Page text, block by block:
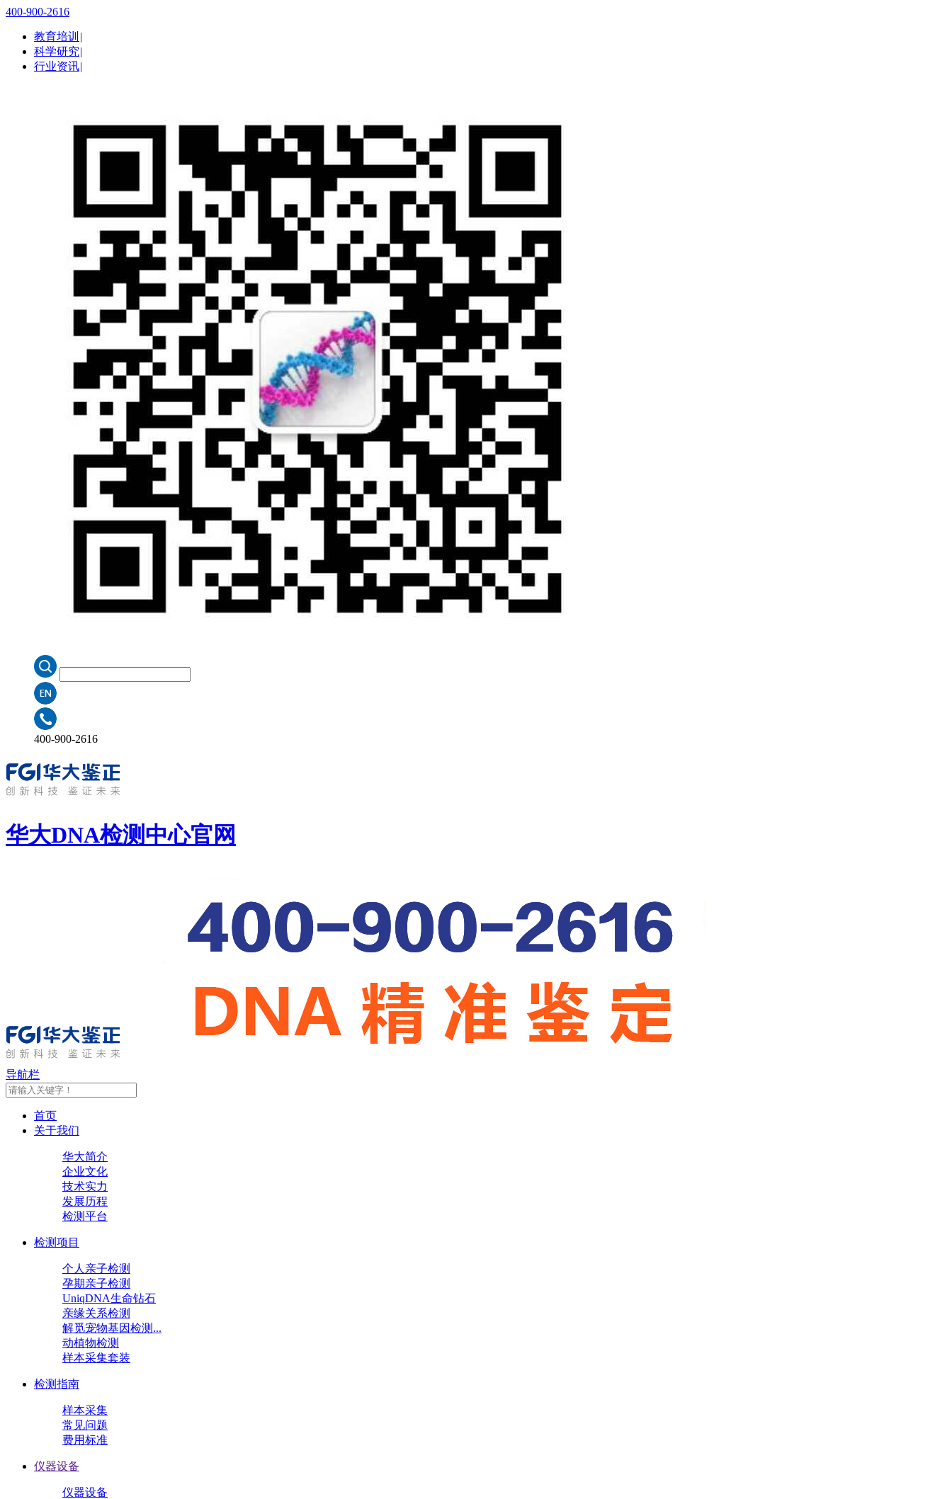
400-900-2616
教育培训 |
科学研究|
行业资讯|
400-900-2616
华大DNA检测中心官网
导航栏
首页
关于我们
华大简介
企业文化
技术实力
发展历程
检测平台
检测项目
个人亲子检测
孕期亲子检测
UniqDNA生命钻石
亲缘关系检测
解觅宠物基因检测...
动植物检测
样本采集套装
检测指南
样本采集
常见问题
费用标准
仪器设备
仪器设备